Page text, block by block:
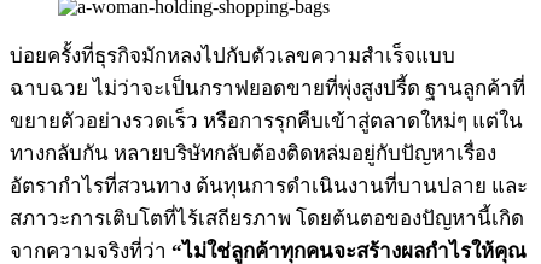
บ่อยครั้งที่ธุรกิจมักหลงไปกับตัวเลขความสำเร็จแบบ
ฉาบฉวย ไม่ว่าจะเป็นกราฟยอดขายที่พุ่งสูงปรี้ด ฐานลูกค้าที่
ขยายตัวอย่างรวดเร็ว หรือการรุกคืบเข้าสู่ตลาดใหม่ๆ แต่ใน
ทางกลับกัน หลายบริษัทกลับต้องติดหล่มอยู่กับปัญหาเรื่อง
อัตรากำไรที่สวนทาง ต้นทุนการดำเนินงานที่บานปลาย และ
สภาวะการเติบโตที่ไร้เสถียรภาพ โดยต้นตอของปัญหานี้เกิด
จากความจริงที่ว่า “ไม่ใช่ลูกค้าทุกคนจะสร้างผลกำไรให้คุณ